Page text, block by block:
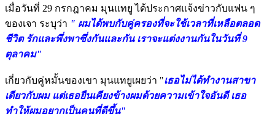
เมื่อวันที่ 29 กรกฎาคม มุนแทยู ได้ประกาศแจ้งข่าวกับแฟน ๆ
ของเจา ระบุว่า " ผมได้พบกับคู่ครองที่จะใช้เวลาที่เหลือตลอด
ชีวิต รักและพึ่งพาซึ่งกันและกัน เราจะแต่งงานกันในวันที่ 9
ตุลาคม"
เกี่ยวกับคู่หมั้นของเขา มุนแทยูเผยว่า "เธอไม่ได้ทำงานสาขา
เดียวกับผม แต่เธอยืนเคียงข้างผมด้วยความเข้าใจอันดี เธอ
ทำให้ผมอยากเป็นคนที่ดีขึ้น"